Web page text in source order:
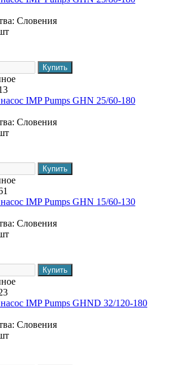
Словения
IMP Pumps GHN 25/60-180
Словения
IMP Pumps GHN 15/60-130
Словения
IMP Pumps GHND 32/120-180
Словения